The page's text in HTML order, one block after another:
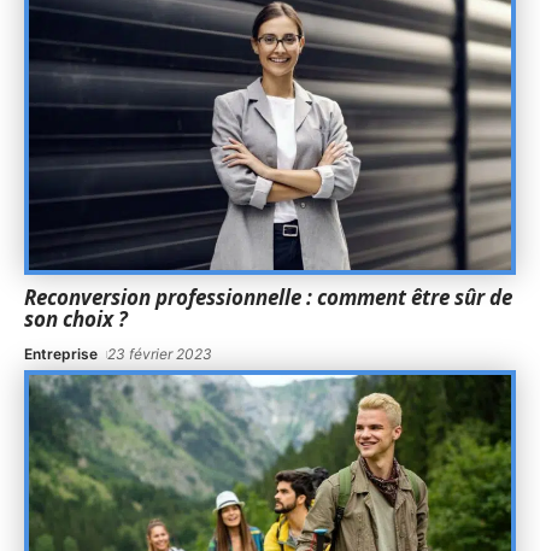
Reconversion professionnelle : comment être sûr de
son choix ?
Entreprise 23 février 2023